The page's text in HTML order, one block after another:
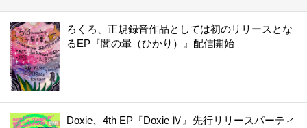
ろくろ、正規録音作品としては初のリリースとな
るEP『闇の暈（ひかり）』配信開始
Doxie、4th EP『Doxie Ⅳ』先行リリースパーティ